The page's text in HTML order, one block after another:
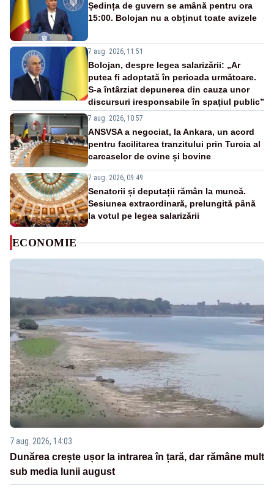
Ședința de guvern se amână pentru ora
15:00. Bolojan nu a obținut toate avizele
7 aug. 2026, 11:51
Bolojan, despre legea salarizării: „Ar
putea fi adoptată în perioada următoare.
S-a întârziat depunerea din cauza unor
discursuri iresponsabile în spaţiul public”
7 aug. 2026, 10:57
ANSVSA a negociat, la Ankara, un acord
pentru facilitarea tranzitului prin Turcia al
carcaselor de ovine și bovine
7 aug. 2026, 09:49
Senatorii și deputații rămân la muncă.
Sesiunea extraordinară, prelungită până
la votul pe legea salarizării
ECONOMIE
7 aug. 2026, 14:03
Dunărea crește ușor la intrarea în țară, dar rămâne mult
sub media lunii august